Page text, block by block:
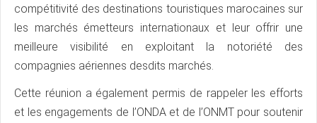
compétitivité des destinations touristiques marocaines sur
les marchés émetteurs internationaux et leur offrir une
meilleure visibilité en exploitant la notoriété des
compagnies aériennes desdits marchés.
Cette réunion a également permis de rappeler les efforts
et les engagements de l’ONDA et de l’ONMT pour soutenir